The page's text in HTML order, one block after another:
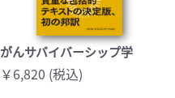
がんサバイバーシップ学
￥6,820 (税込)